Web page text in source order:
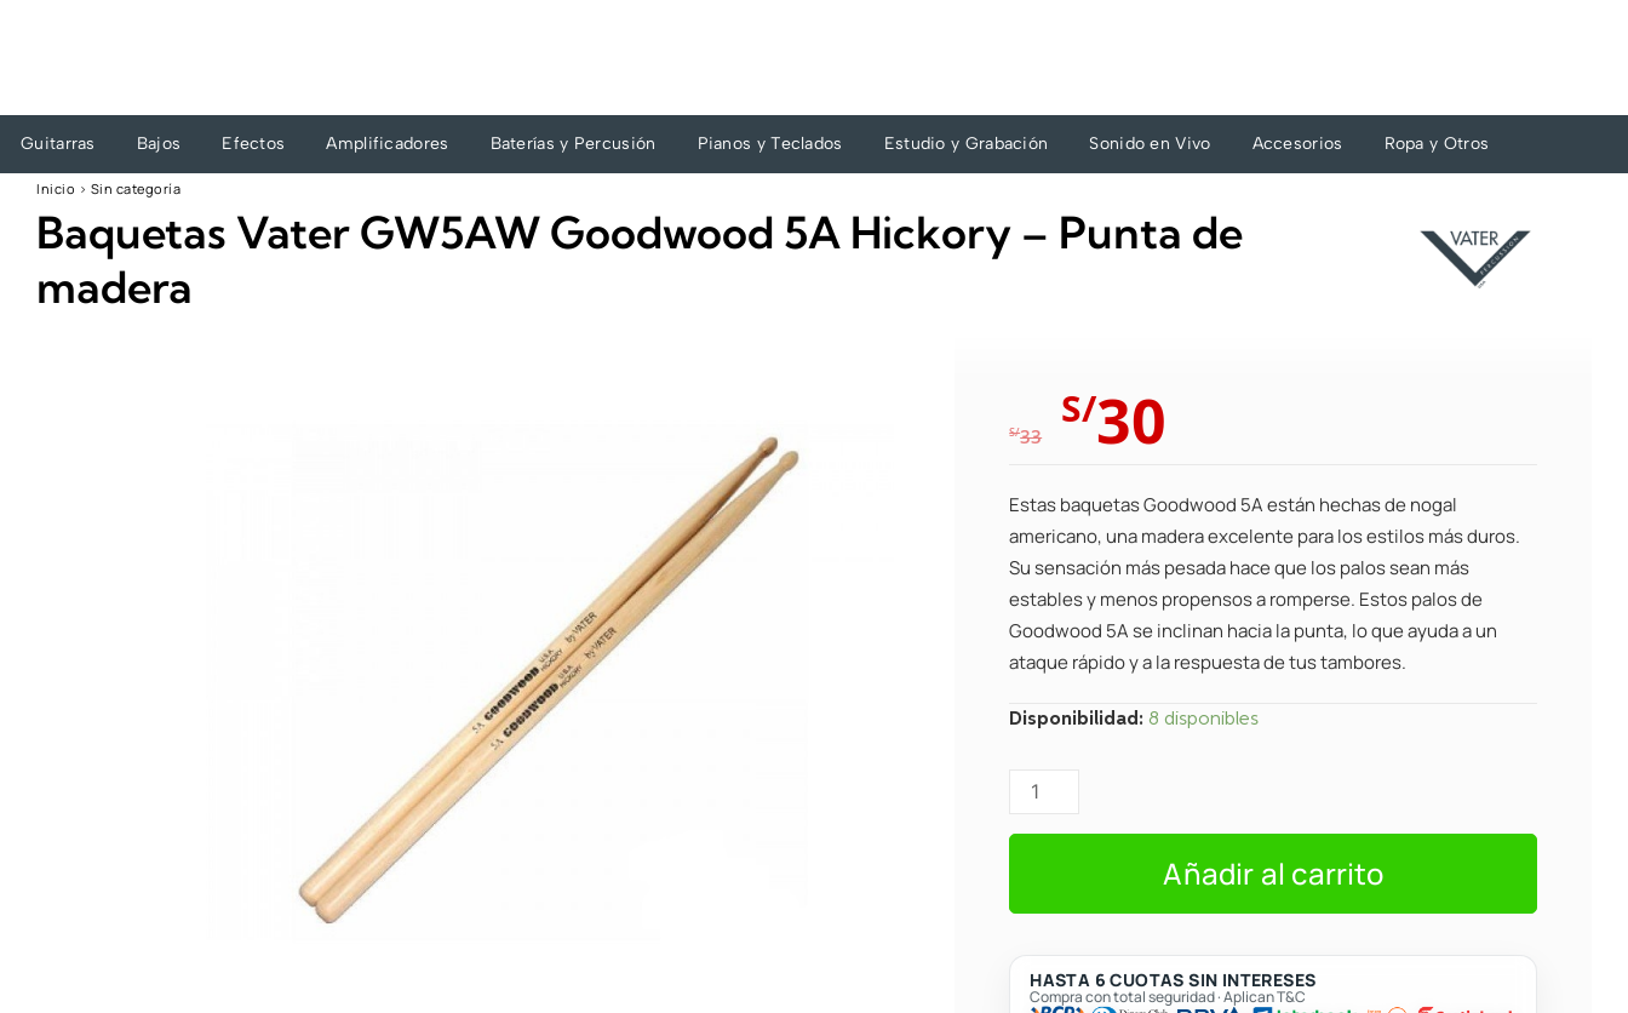
Guitarras Bajos Efectos Amplificadores Baterías y Percusión Pianos y Teclados Estudio y Grabación Sonido en Vivo Accesorios Ropa y Otros
Inicio › Sin categoría
Baquetas Vater GW5AW Goodwood 5A Hickory – Punta de
madera
S/33 El
precio
original
era:
S/33.
S/30
es:
S/30.
Estas baquetas Goodwood 5A están hechas de nogal
americano, una madera excelente para los estilos más duros.
Su sensación más pesada hace que los palos sean más
estables y menos propensos a romperse. Estos palos de
Goodwood 5A se inclinan hacia la punta, lo que ayuda a un
ataque rápido y a la respuesta de tus tambores.
Disponibilidad: 8 disponibles
Baquetas
GW5AW
5A
-
madera
Añadir al carrito
HASTA 6 CUOTAS SIN INTERESES
Compra con total seguridad · Aplican T&C